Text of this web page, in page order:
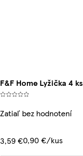
F&F Home Lyžička 4 ks
Zatiaľ bez hodnotení
3,59 €0,90 €/kus